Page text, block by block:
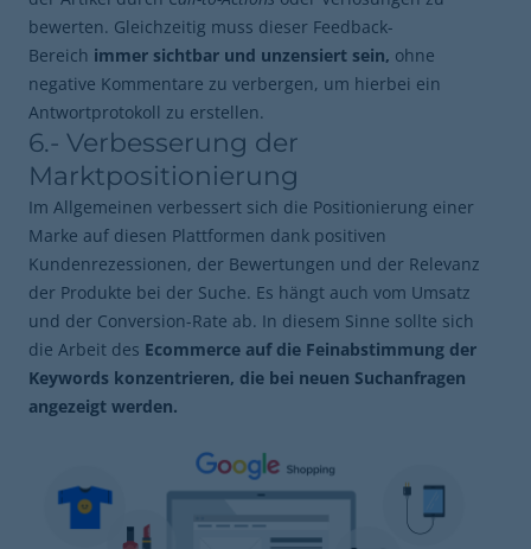
bewerten. Gleichzeitig muss dieser Feedback-
Bereich immer sichtbar und unzensiert sein, ohne
negative Kommentare zu verbergen, um hierbei ein
Antwortprotokoll zu erstellen.
6.- Verbesserung der
Marktpositionierung
Im Allgemeinen verbessert sich die Positionierung einer
Marke auf diesen Plattformen dank positiven
Kundenrezessionen, der Bewertungen und der Relevanz
der Produkte bei der Suche. Es hängt auch vom Umsatz
und der Conversion-Rate ab. In diesem Sinne sollte sich
die Arbeit des Ecommerce auf die Feinabstimmung der
Keywords konzentrieren, die bei neuen Suchanfragen
angezeigt werden.